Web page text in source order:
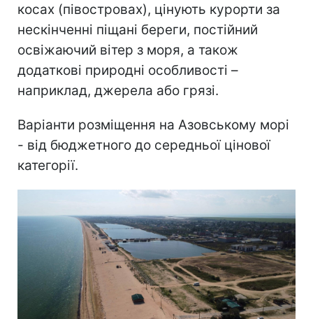
косах (півостровах), цінують курорти за
нескінченні піщані береги, постійний
освіжаючий вітер з моря, а також
додаткові природні особливості –
наприклад, джерела або грязі.
Варіанти розміщення на Азовському морі
- від бюджетного до середньої цінової
категорії.